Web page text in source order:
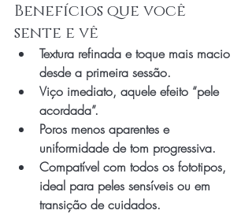
Benefícios que você
sente e vê
Textura refinada e toque mais macio
desde a primeira sessão.
Viço imediato, aquele efeito “pele
acordada”.
Poros menos aparentes e
uniformidade de tom progressiva.
Compatível com todos os fototipos,
ideal para peles sensíveis ou em
transição de cuidados.